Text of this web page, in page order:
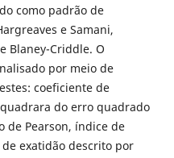
como padrão de
e Samani,
Blaney-Criddle. O
por meio de
coeficiente de
do erro quadrado
de Pearson, índice de
exatidão descrito por